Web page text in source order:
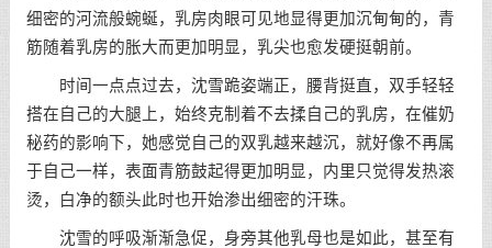
细密的河流般蜿蜒，乳房肉眼可见地显得更加沉甸甸的，青
筋随着乳房的胀大而更加明显，乳尖也愈发硬挺朝前。
时间一点点过去，沈雪跪姿端正，腰背挺直，双手轻轻
搭在自己的大腿上，始终克制着不去揉自己的乳房，在催奶
秘药的影响下，她感觉自己的双乳越来越沉，就好像不再属
于自己一样，表面青筋鼓起得更加明显，内里只觉得发热滚
烫，白净的额头此时也开始渗出细密的汗珠。
沈雪的呼吸渐渐急促，身旁其他乳母也是如此，甚至有